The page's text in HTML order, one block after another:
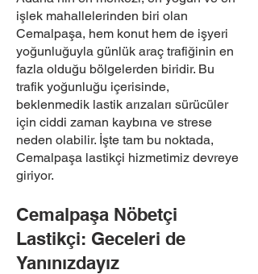
işlek mahallelerinden biri olan
Cemalpaşa, hem konut hem de işyeri
yoğunluğuyla günlük araç trafiğinin en
fazla olduğu bölgelerden biridir. Bu
trafik yoğunluğu içerisinde,
beklenmedik lastik arızaları sürücüler
için ciddi zaman kaybına ve strese
neden olabilir. İşte tam bu noktada,
Cemalpaşa lastikçi hizmetimiz devreye
giriyor.
Cemalpaşa Nöbetçi
Lastikçi: Geceleri de
Yanınızdayız